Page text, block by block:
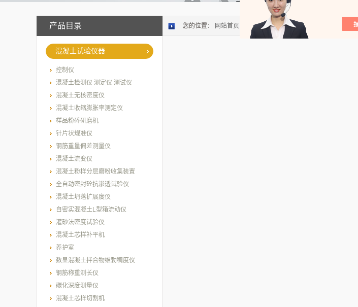
产品目录
混凝土试验仪器
控制仪
混凝土检测仪 测定仪 测试仪
混凝土无核密度仪
混凝土收缩膨胀率测定仪
样品粉碎研磨机
针片状规准仪
钢筋重量偏差测量仪
混凝土流变仪
混凝土粉样分层磨粉收集装置
全自动密封砼抗渗透试验仪
混凝土坍落扩展度仪
自密实混凝土L型箱流动仪
灌砂法密度试验仪
混凝土芯样补平机
养护室
数显混凝土拌合物维勃稠度仪
钢筋称重测长仪
碳化深度测量仪
混凝土芯样切割机
您的位置： 网站首页 产品中心>>混凝土试验仪器 混凝